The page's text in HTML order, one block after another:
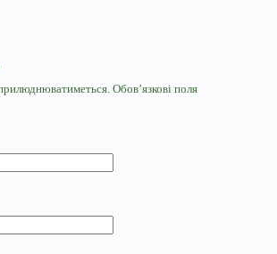
Обов’язкові поля